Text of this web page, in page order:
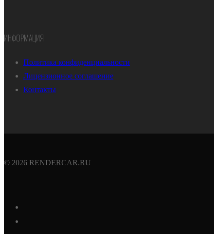
ИНФОРМАЦИЯ
Политика конфиденциальности
Лицензионное соглашение
Контакты
© 2026 RENDERCAR.RU